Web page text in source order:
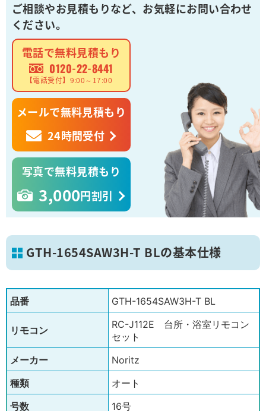
ご相談やお見積もりなど、 お気軽にお問い合わせ
ください。
電話で無料見積もり
0120-22-8441
【電話受付】9:00～17:00
メールで無料見積もり
24時間受付
写真で無料見積もり
3,000円割引
GTH-1654SAW3H-T BLの基本仕様
品番 GTH-1654SAW3H-T BL
リモコン
RC-J112E 台所・浴室リモコン
セット
メーカー
Noritz
種類
オート
号数
16号